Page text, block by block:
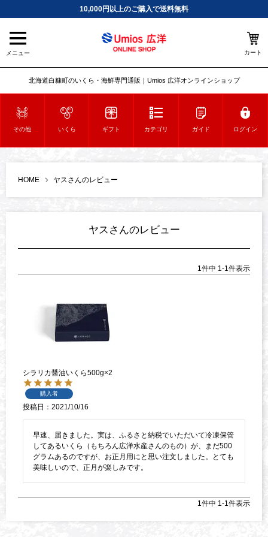
10,000円以上のご購入で送料無料
メニュー カート
北海道白糠町のいくら・海鮮専門通販｜Umios 広洋オンラインショップ
その他 いくら ギフト カテゴリ ガイド ログイン
HOME ヤスさんのレビュー
ヤスさんのレビュー
1件中 1-1件表示
シラリカ醤油いくら500g×2
購入者
投稿日 2021/10/16
早速、届きました。実は、ふるさと納税でいただいて冷凍保管
してあるいくら（もちろん広洋水産さんのもの）が、まだ500
グラムあるのですが、お正月用にと思い注文しました。とても
1件中 1-1件表示